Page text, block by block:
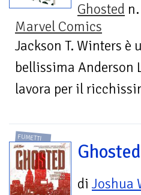
Ghosted
Marvel Comics
Jackson T. Winters è
bellissima Anderson
lavora per il
FUMETTI
di Joshua